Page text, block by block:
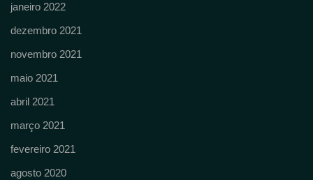
janeiro 2022
dezembro 2021
novembro 2021
maio 2021
abril 2021
março 2021
fevereiro 2021
agosto 2020